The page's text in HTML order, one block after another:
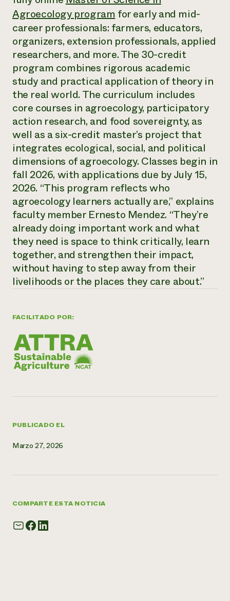
Informes anuales y financieros
Historias de impacto
Informe de
impacto 2024
LEER EL INFORME
Latinos en la agricultura
Sistemas alimentarios locales
Agricultura urbana
Las mujeres en la agricultura
Evento anual de reciclaje de productos electrónicos
Programa de descuentos de NorthWestern Energy
Servicios energéticos comerciales
Servicios energéticos residenciales
LIHEAP
Centro de intercambio de información AgriSolar
Blog
Podcasts
Publicaciones
Cursos cortos
Vídeos
Oportunidades de financiación
Noticias
Internship Hub
Buscar prácticas
Contratar a un becario
un
Llame a la
Asociaciones empresariales
Donar
Donaciones planificadas
Boletín
Consultas de los medios de comunicación
Todos
contribuyen a la
resiliencia de la
comunidad.
DONAR AHORA
FACILITADO POR:
PUBLICADO EL
Marzo 27, 2026
COMPARTE ESTA NOTICIA
Agroecology programfor early and mid-
career professionals: farmers, educators,
organizers, extension professionals, applied
researchers, and more. The 30-credit
program combines rigorous academic
study and practical application of theory in
the real world. The curriculum includes
core courses in agroecology, participatory
action research, and food sovereignty, as
well as a six-credit master’s project that
integrates ecological, social, and political
dimensions of agroecology. Classes begin in
fall 2026, with applications due by July 15,
2026. “This program reflects who
agroecology learners actually are,” explains
faculty member Ernesto Mendez. “They’re
already doing important work and what
they need is space to think critically, learn
together, and strengthen their impact,
without having to step away from their
livelihoods or the places they care about.”